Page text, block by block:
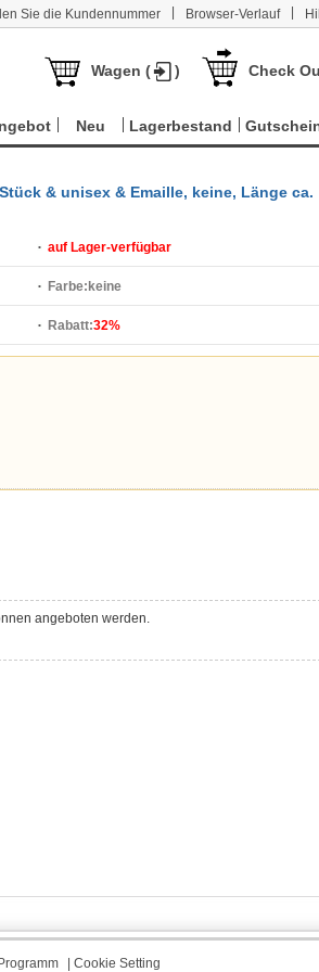
Sie die Kundennummer Browser-Verlauf
Wagen ( ) Check
Neu Lagerbestand
& unisex & Emaille, keine, Länge ca.
auf Lager-verfügbar
Farbe: keine
Rabatt:32%
angeboten werden.
Cookie Setting